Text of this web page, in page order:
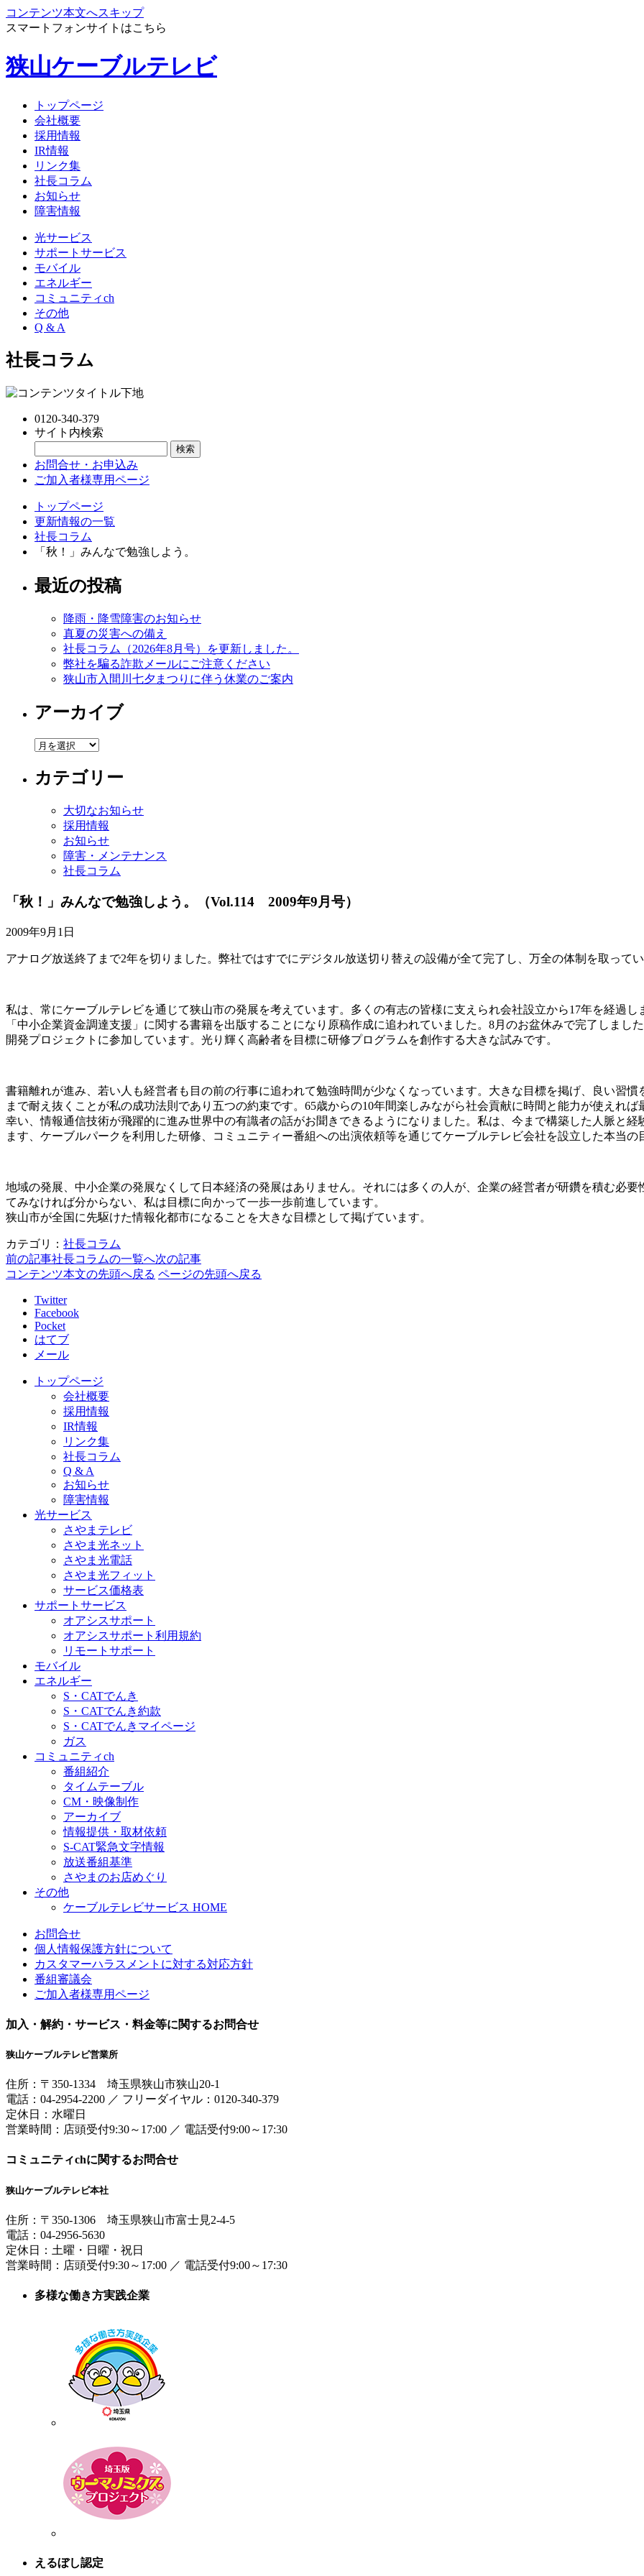
コンテンツ本文へスキップ
スマートフォンサイトはこちら
狭山ケーブルテレビ
トップページ
会社概要
採用情報
IR情報
リンク集
社長コラム
お知らせ
障害情報
光サービス
サポートサービス
モバイル
エネルギー
コミュニティch
その他
Q & A
社長コラム
0120-340-379
サイト内検索
お問合せ・お申込み
ご加入者様専用ページ
トップページ
更新情報の一覧
社長コラム
「秋！」みんなで勉強しよう。
最近の投稿
降雨・降雪障害のお知らせ
真夏の災害への備え
社長コラム（2026年8月号）を更新しました。
弊社を騙る詐欺メールにご注意ください
狭山市入間川七夕まつりに伴う休業のご案内
アーカイブ
ア
カ
イ
カテゴリー
大切なお知らせ
採用情報
お知らせ
障害・メンテナンス
社長コラム
「秋！」みんなで勉強しよう。 （Vol.114 2009年9月号）
2009年9月1日
アナログ放送終了まで2年を切りました。弊社ではすでにデジタル放送切り替えの設備が全て完了し、万全の体制を取って
私は、常にケーブルテレビを通じて狭山市の発展を考えています。多くの有志の皆様に支えられ会社設立から17年を経過
「中小企業資金調達支援」に関する書籍を出版することになり原稿作成に追われていました。8月のお盆休みで完了しま
開発プロジェクトに参加しています。光り輝く高齢者を目標に研修プログラムを創作する大きな試みです。
書籍離れが進み、若い人も経営者も目の前の行事に追われて勉強時間が少なくなっています。大きな目標を掲げ、良い習
まで耐え抜くことが私の成功法則であり五つの約束です。65歳からの10年間楽しみながら社会貢献に時間と能力が使えれ
幸い、情報通信技術が飛躍的に進み世界中の有識者の話がお聞きできるようになりました。私は、今まで構築した人脈と
ます、ケーブルパークを利用した研修、コミュニティー番組への出演依頼等を通じてケーブルテレビ会社を設立した本当
地域の発展、中小企業の発展なくして日本経済の発展はありません。それには多くの人が、企業の経営者が研鑽を積む必
てみなければ分からない、私は目標に向かって一歩一歩前進しています。
狭山市が全国に先駆けた情報化都市になることを大きな目標として掲げています。
カテゴリ： 社長コラム
前の記事社長コラムの一覧へ次の記事
コンテンツ本文の先頭へ戻る ページの先頭へ戻る
Twitter
Facebook
Pocket
はてブ
メール
トップページ
会社概要
採用情報
IR情報
リンク集
社長コラム
Q & A
お知らせ
障害情報
光サービス
さやまテレビ
さやま光ネット
さやま光電話
さやま光フィット
サービス価格表
サポートサービス
オアシスサポート
オアシスサポート利用規約
リモートサポート
モバイル
エネルギー
S・CATでんき
S・CATでんき約款
S・CATでんきマイページ
ガス
コミュニティch
番組紹介
タイムテーブル
CM・映像制作
アーカイブ
情報提供・取材依頼
S-CAT緊急文字情報
放送番組基準
さやまのお店めぐり
その他
ケーブルテレビサービス HOME
お問合せ
個人情報保護方針について
カスタマーハラスメントに対する対応方針
番組審議会
ご加入者様専用ページ
加入・解約・サービス・料金等に関するお問合せ
狭山ケーブルテレビ営業所
住所： 〒350-1334 埼玉県狭山市狭山20-1
電話： 04-2954-2200 ／ フリーダイヤル：0120-340-379
定休日：水曜日
営業時間： 店頭受付9:30～17:00 ／ 電話受付9:00～17:30
コミュニティchに関するお問合せ
狭山ケーブルテレビ本社
住所： 〒350-1306 埼玉県狭山市富士見2-4-5
電話： 04-2956-5630
定休日：土曜・日曜・祝日
営業時間： 店頭受付9:30～17:00 ／ 電話受付9:00～17:30
多様な働き方実践企業
えるぼし認定